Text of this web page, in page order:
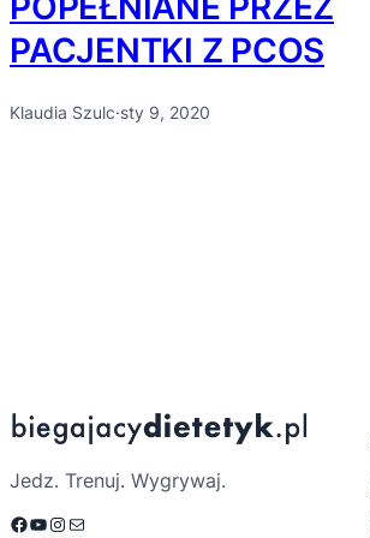
PACJENTKI Z PCOS
Klaudia Szulc·sty 9, 2020
Jedz. Trenuj. Wygrywaj.
Facebook YouTube Instagram Mail